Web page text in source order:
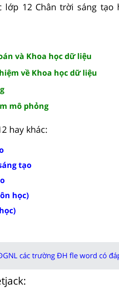
12 Chân trời sáng tạo
và Khoa học dữ liệu
về Khoa học dữ liệu
mô phỏng
hay khác:
tạo
học)
các trường ĐH fle word có